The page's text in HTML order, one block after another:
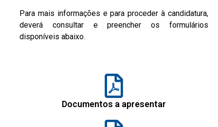
Para mais informações e para proceder à candidatura,
deverá consultar e preencher os formulários
disponíveis abaixo.
Documentos a apresentar